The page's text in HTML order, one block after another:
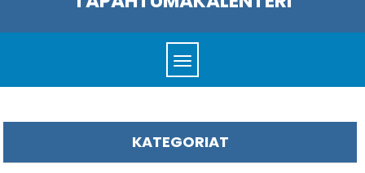
KATEGORIAT